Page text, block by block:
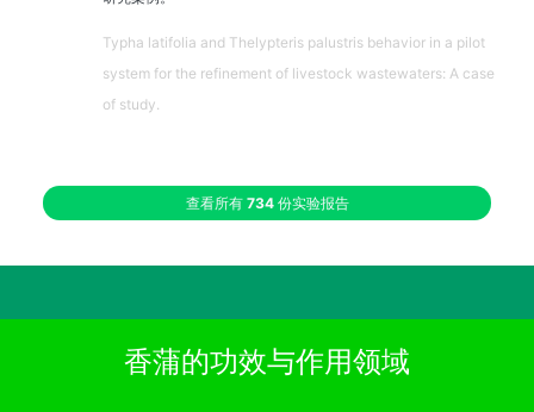
Typha latifolia and Thelypteris palustris behavior in a pilot
system for the refinement of livestock wastewaters: A case
of study.
查看所有 734份实验报告
香蒲的功效与作用领域